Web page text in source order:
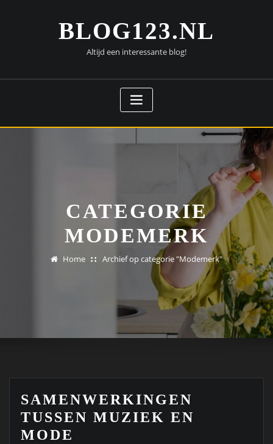
BLOG123.NL
Altijd een interessante blog!
CATEGORIE
MODEMERK
Home Archief op categorie "Modemerk"
SAMENWERKINGEN
TUSSEN MUZIEK EN
MODE